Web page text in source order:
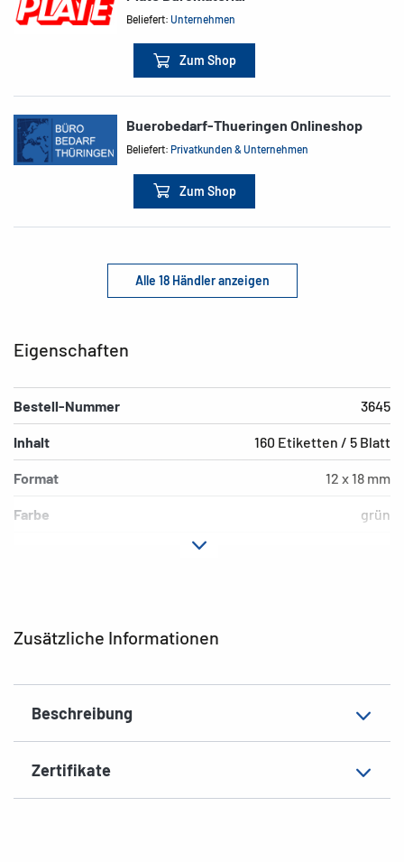
Beliefert:Unternehmen
Zum Shop
Buerobedarf-Thueringen Onlineshop
Beliefert:Privatkunden & Unternehmen
Zum Shop
Alle 18 Händler anzeigen
Zusätzliche Informationen
Beschreibung
Zertifikate
Eigenschaften
Bestell-Nummer 3645
Inhalt 160 Etiketten / 5 Blatt
Format 12 x 18 mm
Farbe grün
EAN 4008705036450